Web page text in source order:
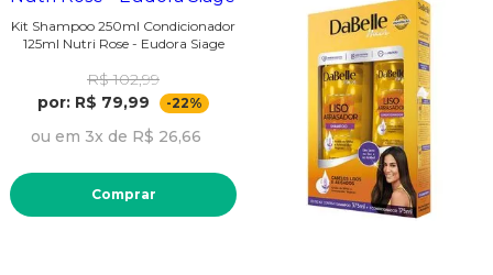
Kit Shampoo 250ml Condicionador
125ml Nutri Rose - Eudora Siage
R$ 102,99
por: R$ 79,99
-22%
ou em 3x de R$ 26,66
Comprar